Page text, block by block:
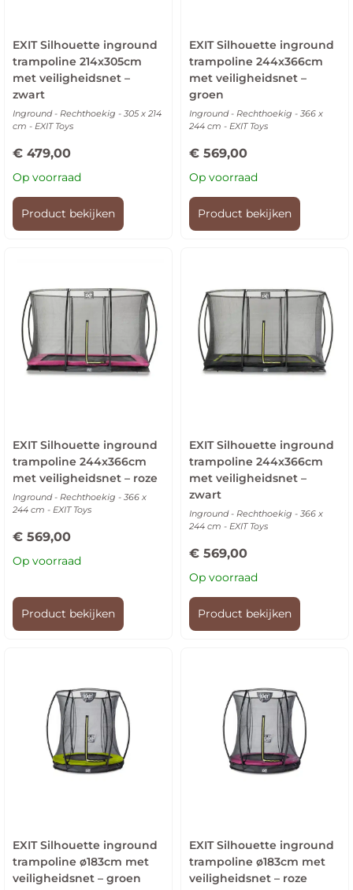
EXIT Silhouette inground
trampoline 214x305cm
met veiligheidsnet –
zwart
Inground - Rechthoekig - 305 x 214
cm - EXIT Toys
€ 479,00
Op voorraad
Product bekijken
EXIT Silhouette inground
trampoline 244x366cm
met veiligheidsnet –
groen
Inground - Rechthoekig - 366 x
244 cm - EXIT Toys
€ 569,00
Op voorraad
Product bekijken
EXIT Silhouette inground
trampoline 244x366cm
met veiligheidsnet – roze
Inground - Rechthoekig - 366 x
244 cm - EXIT Toys
€ 569,00
Op voorraad
Product bekijken
EXIT Silhouette inground
trampoline 244x366cm
met veiligheidsnet –
zwart
Inground - Rechthoekig - 366 x
244 cm - EXIT Toys
€ 569,00
Op voorraad
Product bekijken
EXIT Silhouette inground
trampoline ø183cm met
veiligheidsnet – groen
EXIT Silhouette inground
trampoline ø183cm met
veiligheidsnet – roze